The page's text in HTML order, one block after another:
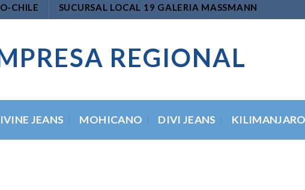
CHILE SUCURSAL LOCAL 19 GALERIA MASSMANN
REGIONAL
JEANS MOHICANO DIVI JEANS KILIMANJARO